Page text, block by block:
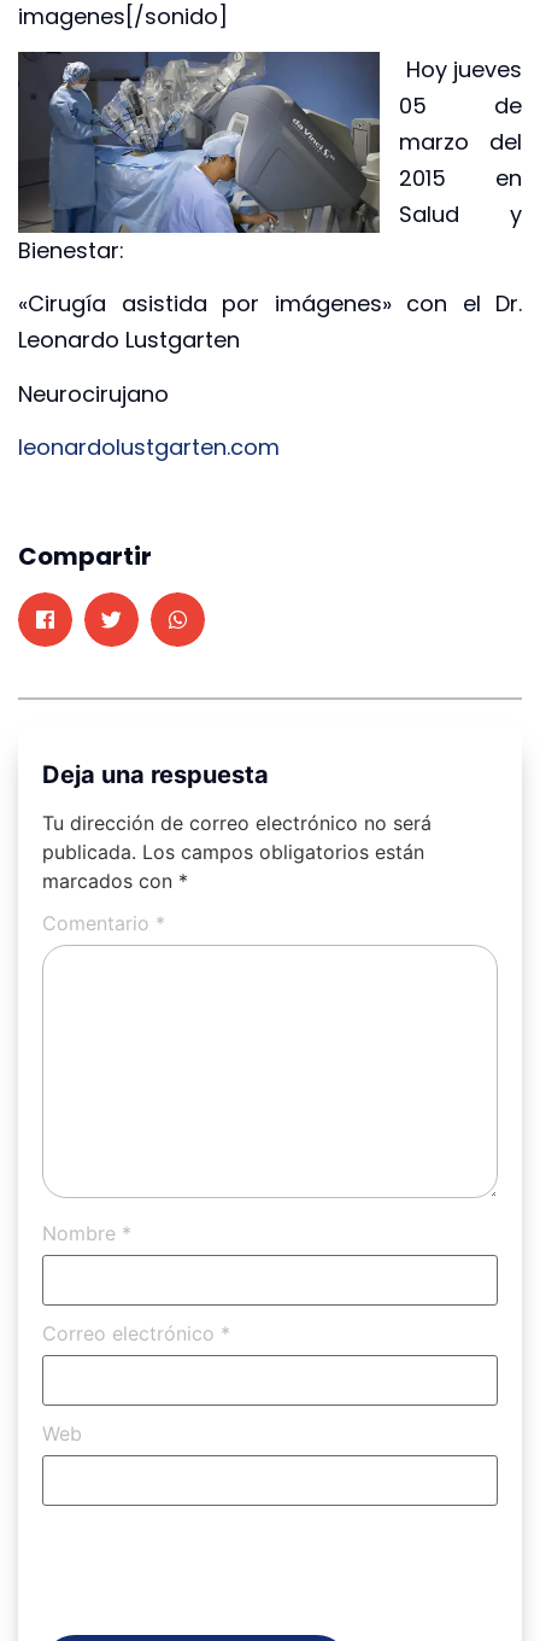
imagenes[/sonido]
Hoy jueves
05 de
marzo del
2015 en
Salud y
Bienestar:
«Cirugía asistida por imágenes» con el Dr.
Leonardo Lustgarten
Neurocirujano
leonardolustgarten.com
Compartir
Deja una respuesta
Tu dirección de correo electrónico no será
publicada. Los campos obligatorios están
marcados con *
Comentario *
Nombre *
Correo electrónico *
Web